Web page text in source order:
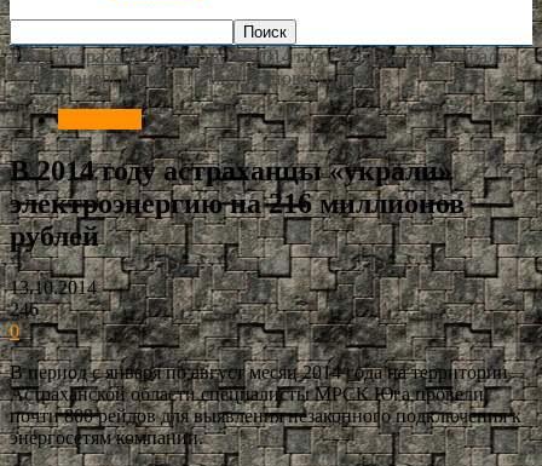
РИА Астрахань Общество В 2014 году астраханцы «украли»
электроэнергию на 216 миллионов рублей
В 2014 году астраханцы «украли»
электроэнергию на 216 миллионов
рублей
13.10.2014
246
0
В период с января по август месяц 2014 года на территории
Астраханской области специалисты МРСК Юга провели
почти 800 рейдов для выявления незаконного подключения к
энергосетям компании.